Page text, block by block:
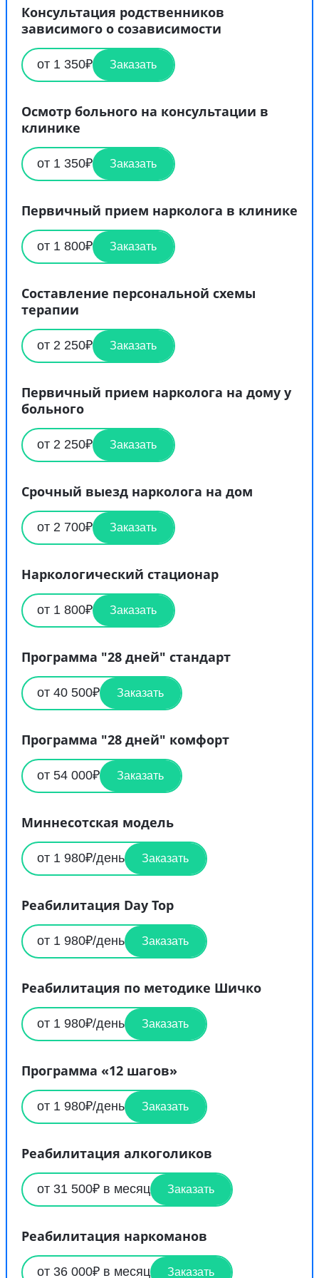
Консультация родственников
зависимого о созависимости
от 1 350₽ Заказать
Осмотр больного на консультации в
клинике
от 1 350₽ Заказать
Первичный прием нарколога в клинике
от 1 800₽ Заказать
Составление персональной схемы
терапии
от 2 250₽ Заказать
Первичный прием нарколога на дому у
больного
от 2 250₽ Заказать
Срочный выезд нарколога на дом
от 2 700₽ Заказать
Наркологический стационар
от 1 800₽ Заказать
Программа "28 дней" стандарт
от 40 500₽ Заказать
Программа "28 дней" комфорт
от 54 000₽ Заказать
Миннесотская модель
от 1 980₽/день Заказать
Реабилитация Day Top
от 1 980₽/день Заказать
Реабилитация по методике Шичко
от 1 980₽/день Заказать
Программа «12 шагов»
от 1 980₽/день Заказать
Реабилитация алкоголиков
от 31 500₽ в месяц Заказать
Реабилитация наркоманов
от 36 000₽ в месяц Заказать